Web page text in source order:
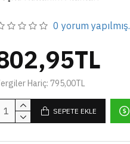
0 yorum yapılmış.
Hariç: 795,00TL
SEPETE EKLE